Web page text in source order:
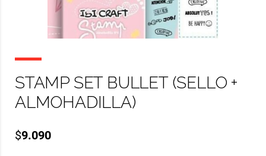
STAMP SET BULLET (SELLO +
ALMOHADILLA)
$9.090